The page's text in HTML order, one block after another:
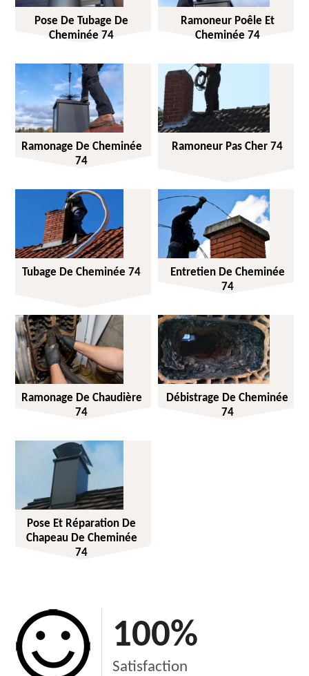
Pose De Tubage De
Cheminée 74
Ramoneur Poêle Et
Cheminée 74
Ramonage De Cheminée
74
Ramoneur Pas Cher 74
Tubage De Cheminée 74
Entretien De Cheminée
74
Ramonage De Chaudière
74
Débistrage De Cheminée
74
Pose Et Réparation De
Chapeau De Cheminée
74
100%
Satisfaction